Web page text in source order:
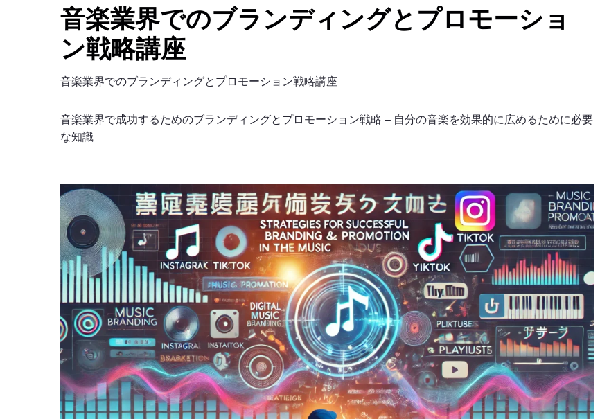
音楽業界でのブランディングとプロモーショ
ン戦略講座
音楽業界でのブランディングとプロモーション戦略講座
音楽業界で成功するためのブランディングとプロモーション戦略 – 自分の音楽を効果的に広めるために必要
な知識